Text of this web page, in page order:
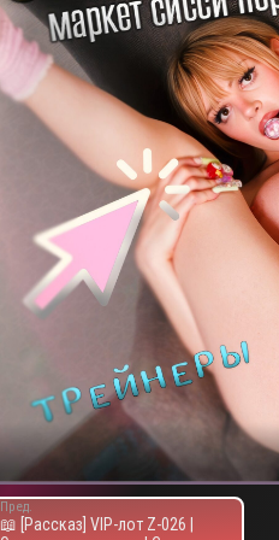
Пред.
📖 [Рассказ] VIP-лот Z-026 |